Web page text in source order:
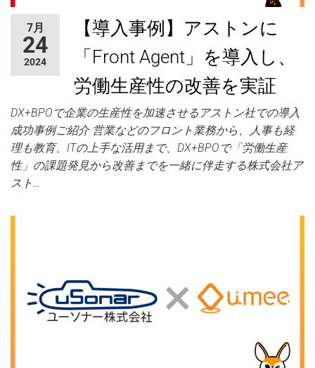
7月
24
2024
【導入事例】アストンに
「Front Agent」を導入し、
労働生産性の改善を実証
DX+BPOで企業の生産性を加速させるアストン社での導入
成功事例ご紹介 営業などのフロント業務から、人事も経
理も教育、ITの上手な活用まで、DX+BPOで「労働生産
性」の課題発見から改善までを一緒に伴走する株式会社ア
スト…